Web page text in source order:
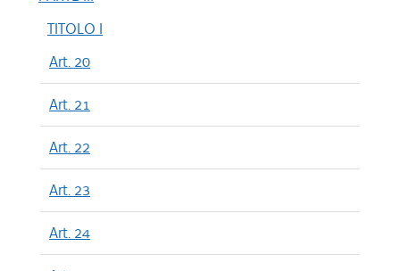
TITOLO I
Art. 20
Art. 21
Art. 22
Art. 23
Art. 24